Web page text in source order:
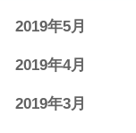
2019年5月
2019年4月
2019年3月